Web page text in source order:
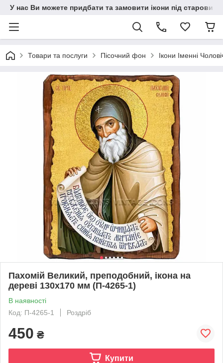
У нас Ви можете придбати та замовити ікони під
Товари та послуги Пісочний фон Ікони Іменні
Пахомій Великий, преподобний, ікона на
дереві 130х170 мм (П-4265-1)
В наявності
Код: П-4265-1
Роздріб
450 ₴
Купити